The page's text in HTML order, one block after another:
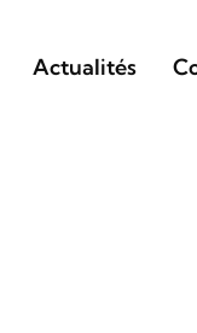
Actualités